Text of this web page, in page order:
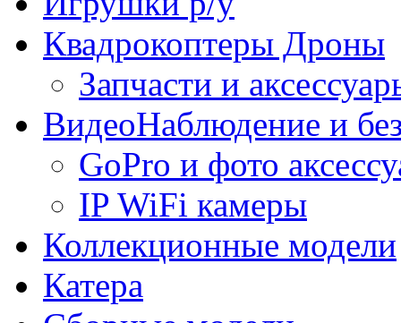
Квадрокоптеры Дроны
Запчасти и
ВидеоНаблюдение и
GoPro и фото
IP WiFi камеры
Коллекционные модели
Катера